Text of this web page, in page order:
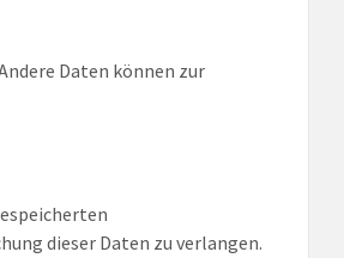
Daten können zur
dieser Daten zu verlangen.